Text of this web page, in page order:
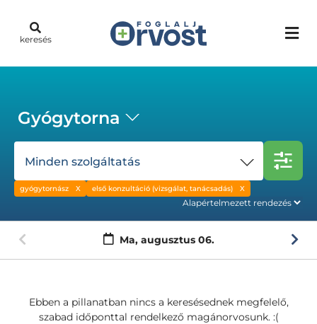
keresés
Gyógytorna
Minden szolgáltatás
gyógytornász első konzultáció (vizsgálat, tanácsadás)
Ma, augusztus 06.
Ebben a pillanatban nincs a keresésednek megfelelő,
szabad időponttal rendelkező magánorvosunk. :(